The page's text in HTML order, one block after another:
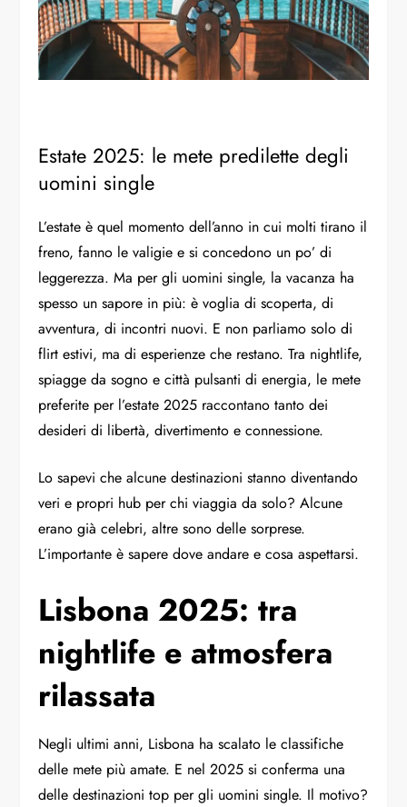
Estate 2025: le mete predilette degli
uomini single
L’estate è quel momento dell’anno in cui molti tirano il
freno, fanno le valigie e si concedono un po’ di
leggerezza. Ma per gli uomini single, la vacanza ha
spesso un sapore in più: è voglia di scoperta, di
avventura, di incontri nuovi. E non parliamo solo di
flirt estivi, ma di esperienze che restano. Tra nightlife,
spiagge da sogno e città pulsanti di energia, le mete
preferite per l’estate 2025 raccontano tanto dei
desideri di libertà, divertimento e connessione.
Lo sapevi che alcune destinazioni stanno diventando
veri e propri hub per chi viaggia da solo? Alcune
erano già celebri, altre sono delle sorprese.
L’importante è sapere dove andare e cosa aspettarsi.
Lisbona 2025: tra
nightlife e atmosfera
rilassata
Negli ultimi anni, Lisbona ha scalato le classifiche
delle mete più amate. E nel 2025 si conferma una
delle destinazioni top per gli uomini single. Il motivo?